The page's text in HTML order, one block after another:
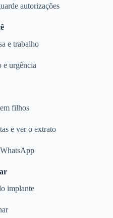
autorizações
e trabalho
e urgência
filhos
e ver o extrato
implante